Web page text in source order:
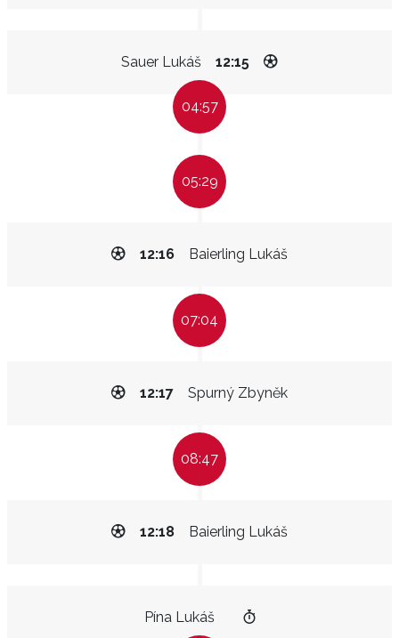
Sauer Lukáš 12:15
04:57
05:29
Baierling Lukáš
12:16
07:04
Spurný Zbyněk
12:17
08:47
Baierling Lukáš
12:18
Pína Lukáš